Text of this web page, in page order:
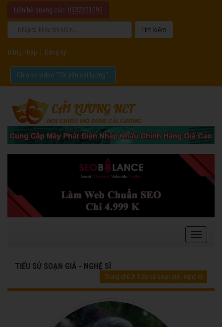
Liên hệ quảng cáo: 0932221090
Đăng nhập Đăng ký
Chia sẻ video "Tôi yêu cải lương".
TIỂU SỬ SOẠN GIẢ - NGHỆ SĨ
Trang chủ Tiểu sử soạn giả - nghệ sĩ